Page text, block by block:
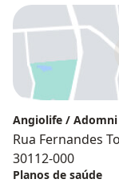
Angiolife / Adomni
Rua Fernandes
30112-000
Planos de saúde